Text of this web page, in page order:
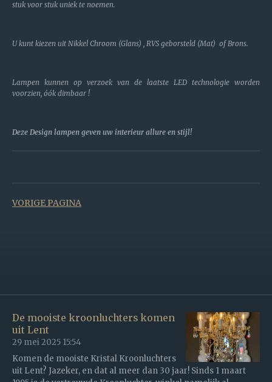
stuk voor stuk uniek te noemen.
U kunt kiezen uit Nikkel Chroom (Glans) , RVS geborsteld (Mat) of Brons.
Lampen kunnen op verzoek van de laatste LED technologie worden
voorzien, óók dimbaar !
Deze Design lampen geven uw interieur allure en stijl!
VORIGE PAGINA
De mooiste kroonluchters komen
uit Lent
29 mei 2025 15:54
Komen de mooiste Kristal Kroonluchters
uit Lent? Jazeker, en dat al meer dan 30 jaar! Sinds 1 maart